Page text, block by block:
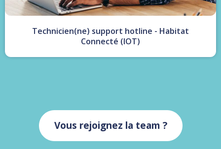
Technicien(ne) support hotline - Habitat
Connecté (IOT)
Vous rejoignez la team ?